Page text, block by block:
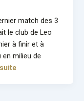
match des 3
le club de Leo
à finir et à
en milieu de